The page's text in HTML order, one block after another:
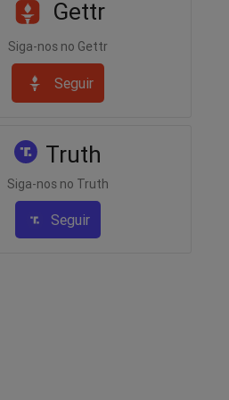
Gettr
Siga-nos no Gettr
Seguir
Truth
Siga-nos no Truth
Seguir